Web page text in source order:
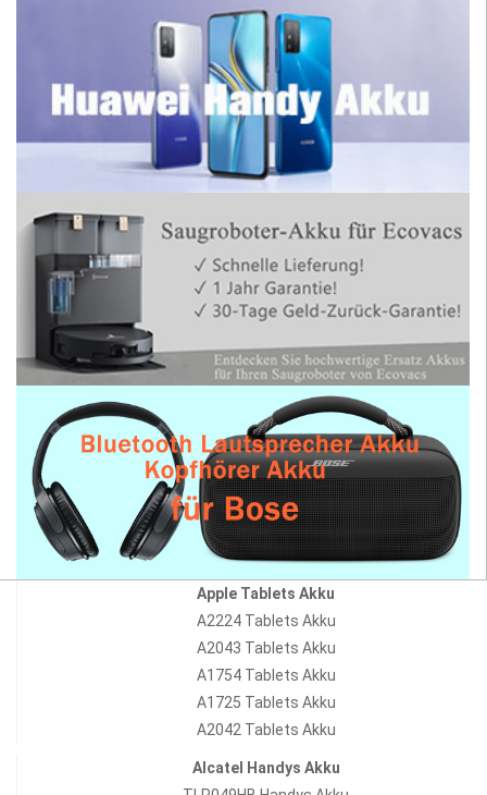
Apple Tablets Akku
A2224 Tablets Akku
A2043 Tablets Akku
A1754 Tablets Akku
A1725 Tablets Akku
A2042 Tablets Akku
Alcatel Handys Akku